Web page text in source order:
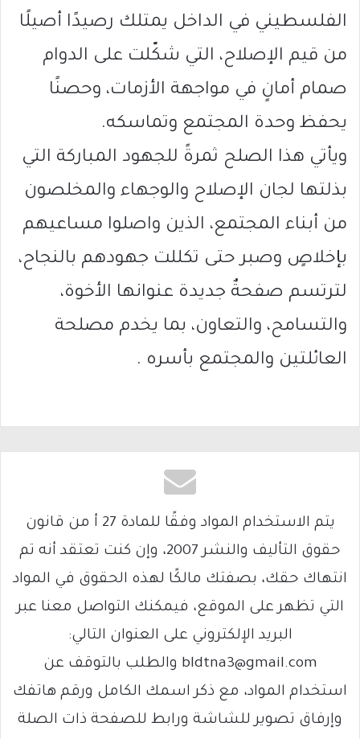
الفلسطيني في الداخل يمتلك رصيدًا أصيلًا
من قيم الإصلاح، التي شكّلت على الدوام
صمام أمانٍ في مواجهة الأزمات، وحصنًا
يحفظ وحدة المجتمع وتماسكه.
ويأتي هذا الصلح ثمرةً للجهود المباركة التي
بذلتها لجان الإصلاح والوجهاء والمخلصون
من أبناء المجتمع، الذين واصلوا مساعيهم
بإخلاصٍ وصبر حتى تكللت جهودهم بالنجاح،
لترتسم صفحةٌ جديدة عنوانها الأخوة،
والتسامح، والتعاون، بما يخدم مصلحة
العائلتين والمجتمع بأسره .
يتم الاستخدام المواد وفقًا للمادة 27 أ من قانون
حقوق التأليف والنشر 2007، وإن كنت تعتقد أنه تم
انتهاك حقك، بصفتك مالكًا لهذه الحقوق في المواد
التي تظهر على الموقع، فيمكنك التواصل معنا عبر
البريد الإلكتروني على العنوان التالي:
bldtna3@gmail.com والطلب بالتوقف عن
استخدام المواد، مع ذكر اسمك الكامل ورقم هاتفك
وإرفاق تصوير للشاشة ورابط للصفحة ذات الصلة